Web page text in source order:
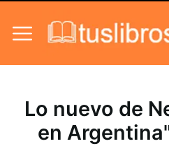
Lo nuevo de
en